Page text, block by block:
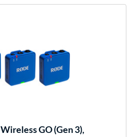
Wireless GO (Gen 3),